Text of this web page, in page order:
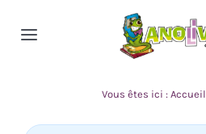
Toggle
Vous êtes ici :Accueil